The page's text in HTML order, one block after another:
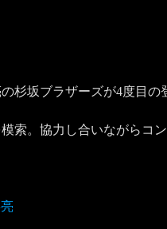
杉坂ブラザーズが4度目
索。協力し合いながらコ